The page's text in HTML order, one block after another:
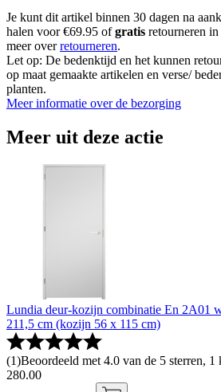
Je kunt dit artikel binnen 30 dagen na
halen voor €69.95 ofgratis retourneren
meer overretourneren.
Let op: De bedenktijd en het kunnen
op maat gemaakte artikelen en verse/
planten.
Meer informatie over de bezorging
Meer uit deze actie
Lundia deur-kozijn combinatie En 2A01
211,5 cm (kozijn 56 x 115 cm)
(1)Beoordeeld met 4.0 van de 5 sterren,
280.00